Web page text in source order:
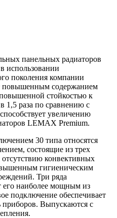
панельных радиаторов
использовании
поколения компании
содержанием
стойкостью к
1,5 раза по сравнению с
увеличению
LEMAX Premium.
30 типа относятся
состоящие из трех
отсутствию конвективных
гигиеническим
Три ряда
его наиболее мощным из
подключение обеспечивает
Выпускаются с